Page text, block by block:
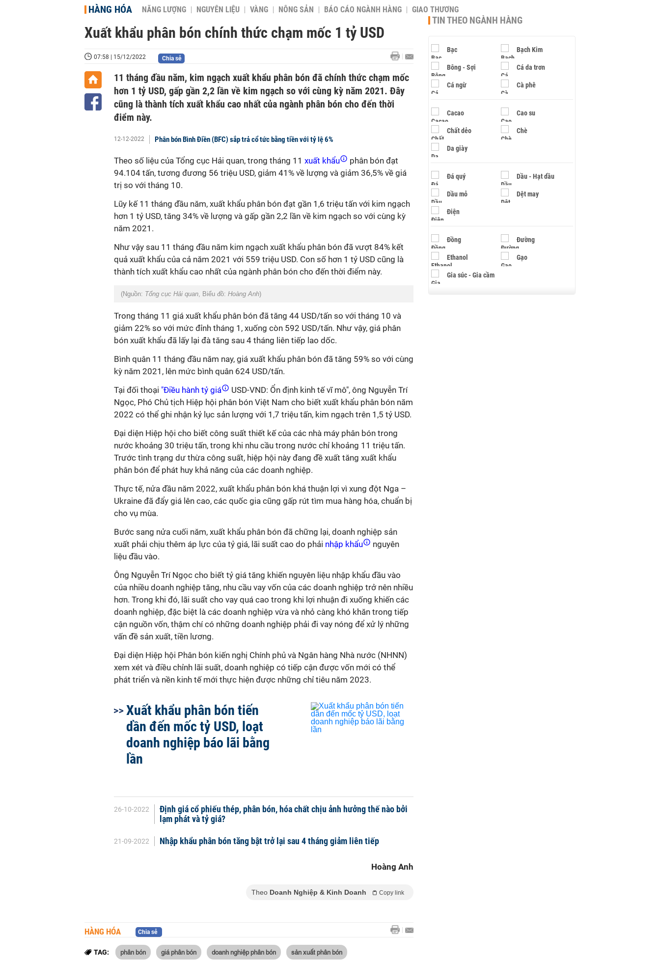
HÀNG HÓA NĂNG LƯỢNG NGUYÊN LIỆU VÀNG NÔNG SẢN BÁO CÁO NGÀNH HÀNG GIAO THƯƠNG
Xuất khẩu phân bón chính thức chạm mốc 1 tỷ USD
07:58 | 15/12/2022 Chia sẻ
11 tháng đầu năm, kim ngạch xuất khẩu phân bón đã chính thức chạm mốc
hơn 1 tỷ USD, gấp gần 2,2 lần về kim ngạch so với cùng kỳ năm 2021. Đây
cũng là thành tích xuất khẩu cao nhất của ngành phân bón cho đến thời
điểm này.
12-12-2022 Phân bón Bình Điền (BFC) sắp trả cổ tức bằng tiền với tỷ lệ 6%
Theo số liệu của Tổng cục Hải quan, trong tháng 11 xuất khẩu
phân bón đạt
94.104 tấn, tương đương 56 triệu USD, giảm 41% về lượng và giảm 36,5% về giá
trị so với tháng 10.
Lũy kế 11 tháng đầu năm, xuất khẩu phân bón đạt gần 1,6 triệu tấn với kim ngạch
hơn 1 tỷ USD, tăng 34% về lượng và gấp gần 2,2 lần về kim ngạch so với cùng kỳ
năm 2021.
Như vậy sau 11 tháng đầu năm kim ngạch xuất khẩu phân bón đã vượt 84% kết
quả xuất khẩu của cả năm 2021 với 559 triệu USD. Con số hơn 1 tỷ USD cũng là
thành tích xuất khẩu cao nhất của ngành phân bón cho đến thời điểm này.
(Nguồn: Tổng cục Hải quan, Biểu đồ: Hoàng Anh)
Trong tháng 11 giá xuất khẩu phân bón đã tăng 44 USD/tấn so với tháng 10 và
giảm 22% so với mức đỉnh tháng 1, xuống còn 592 USD/tấn. Như vậy, giá phân
bón xuất khẩu đã lấy lại đà tăng sau 4 tháng liên tiếp lao dốc.
Bình quân 11 tháng đầu năm nay, giá xuất khẩu phân bón đã tăng 59% so với cùng
kỳ năm 2021, lên mức bình quân 624 USD/tấn.
Tại đối thoại "Điều hành tỷ giá
USD-VND: Ổn định kinh tế vĩ mô", ông Nguyễn Trí
Ngọc, Phó Chủ tịch Hiệp hội phân bón Việt Nam cho biết xuất khẩu phân bón năm
2022 có thể ghi nhận kỷ lục sản lượng với 1,7 triệu tấn, kim ngạch trên 1,5 tỷ USD.
Đại diện Hiệp hội cho biết công suất thiết kế của các nhà máy phân bón trong
nước khoảng 30 triệu tấn, trong khi nhu cầu trong nước chỉ khoảng 11 triệu tấn.
Trước tình trạng dư thừa công suất, hiệp hội này đang đề xuất tăng xuất khẩu
phân bón để phát huy khả năng của các doanh nghiệp.
Thực tế, nửa đầu năm 2022, xuất khẩu phân bón khá thuận lợi vì xung đột Nga –
Ukraine đã đẩy giá lên cao, các quốc gia cũng gấp rút tìm mua hàng hóa, chuẩn bị
cho vụ mùa.
Bước sang nửa cuối năm, xuất khẩu phân bón đã chững lại, doanh nghiệp sản
xuất phải chịu thêm áp lực của tỷ giá, lãi suất cao do phải nhập khẩu
nguyên
liệu đầu vào.
Ông Nguyễn Trí Ngọc cho biết tỷ giá tăng khiến nguyên liệu nhập khẩu đầu vào
của nhiều doanh nghiệp tăng, nhu cầu vay vốn của các doanh nghiệp trở nên nhiều
hơn. Trong khi đó, lãi suất cho vay quá cao trong khi lợi nhuận đi xuống khiến các
doanh nghiệp, đặc biệt là các doanh nghiệp vừa và nhỏ càng khó khăn trong tiếp
cận nguồn vốn, thậm chí có những doanh nghiệp phải đi vay nóng để xử lý những
vấn đề sản xuất, tiền lương.
Đại diện Hiệp hội Phân bón kiến nghị Chính phủ và Ngân hàng Nhà nước (NHNN)
xem xét và điều chỉnh lãi suất, doanh nghiệp có tiếp cận được vốn mới có thể
phát triển và nền kinh tế mới thực hiện được những chỉ tiêu năm 2023.
Xuất khẩu phân bón tiến
dần đến mốc tỷ USD, loạt
doanh nghiệp báo lãi bằng
lần
26-10-2022
Định giá cổ phiếu thép, phân bón, hóa chất chịu ảnh hưởng thế nào bởi
lạm phát và tỷ giá?
21-09-2022 Nhập khẩu phân bón tăng bật trở lại sau 4 tháng giảm liên tiếp
Hoàng Anh
Theo Doanh Nghiệp & Kinh Doanh Copy link
HÀNG HÓA Chia sẻ
TAG: phân bón giá phân bón doanh nghiệp phân bón sản xuất phân bón
TIN THEO NGÀNH HÀNG
Bạc Bạch Kim
Bông - Sợi Cá da trơn
Cá ngừ Cà phê
Cacao Cao su
Chất dẻo Chè
Da giày
Đá quý Dầu - Hạt dầu
Dầu mỏ Dệt may
Điện
Đồng Đường
Ethanol Gạo
Gia súc - Gia cầm